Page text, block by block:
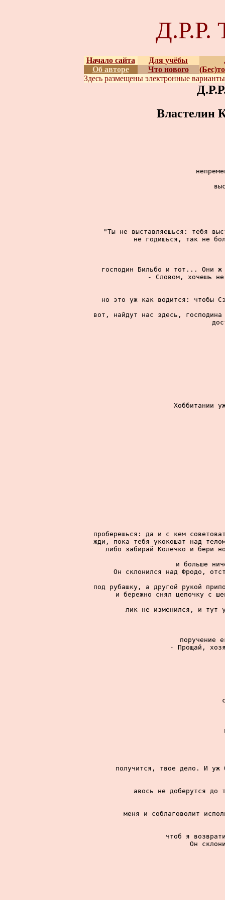
Начало сайта Для учёбы
Об авторе
Что нового
Здесь размещены электронные
Властелин
"Ты не выставляешься: тебя
не годишься, так не
господин Бильбо и тот... Они ж
- Словом, хочешь
но это уж как водится: чтобы
вот, найдут нас здесь,
Хоббитании
проберешься: да и с кем
жди, пока тебя укокошат над
либо забирай Колечко и бери
и больше
Он склонился над Фродо,
под рубашку, а другой рукой
и бережно снял цепочку с
лик не изменился, и тут
поручение
- Прощай,
получится, твое дело. И уж
авось не доберутся до
меня и соблаговолит
чтоб я
Он